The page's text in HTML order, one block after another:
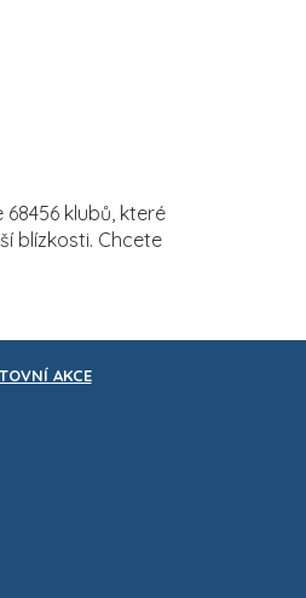
klubů, které
blízkosti. Chcete
AKCE